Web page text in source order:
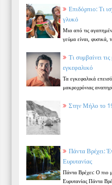
Επιδόρπιο: Τι
γλυκό
Μια από τις
γεύμα είναι, φυσικά,
Τι συμβαίνει
εγκεφαλικό
Τα εγκεφαλικά
μακροχρόνιας
Στην Μήλο το
Πάντα Βρέχει:
Ευρυτανίας
Πάντα Βρέχει: Ο πιο
Ευρυτανίας Πάντα